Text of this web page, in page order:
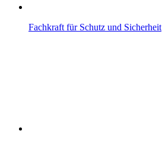
Fachkraft für Schutz und Sicherheit